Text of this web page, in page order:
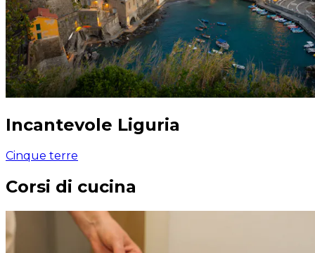
Incantevole Liguria
Cinque terre
Corsi di cucina